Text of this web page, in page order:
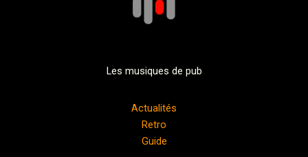
Les musiques de pub
Actualités
Retro
Guide